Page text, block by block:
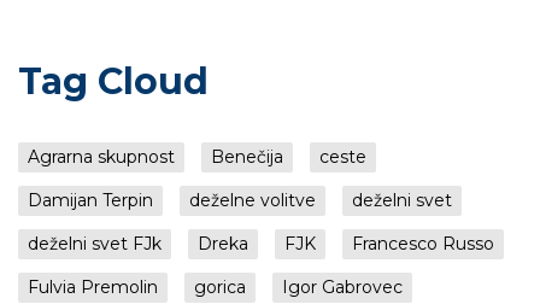
Tag Cloud
Agrarna skupnost Benečija
ceste
Damijan Terpin
deželne volitve
deželni svet
deželni svet FJk
Dreka FJK
Francesco Russo
Fulvia Premolin
gorica
Igor Gabrovec